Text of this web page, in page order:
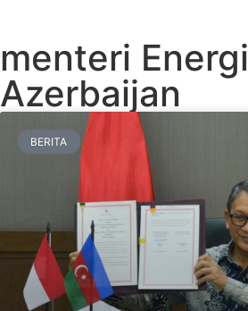
menteri Energi
Azerbaijan
BERITA